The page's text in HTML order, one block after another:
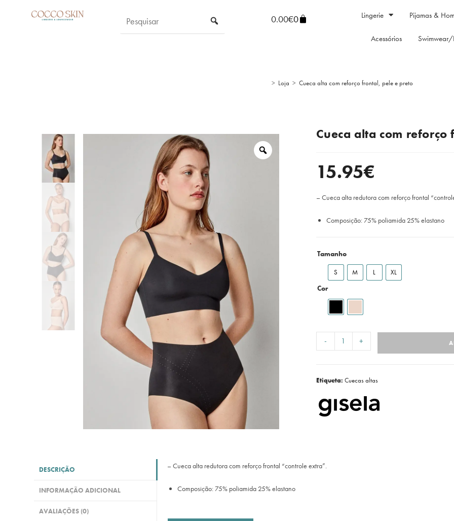
0.00€0 Lingerie Pijamas &
Acessórios
> Loja > Cueca alta com reforço frontal, pele e preto
Cueca alta com
15.95€
– Cueca alta redutora com reforço frontal
Composição: 75% poliamida 25% elastano
Tamanho
S M L XL
Cor
- +
Etiqueta: Cuecas altas
DESCRIÇÃO
INFORMAÇÃO ADICIONAL
AVALIAÇÕES (0)
– Cueca alta redutora com reforço frontal “controle extra”.
Composição: 75% poliamida 25% elastano